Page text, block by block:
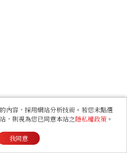
內容，採用網站分析技術。若您未點選
，則視為您已同意本站之隱私權政策 。
我同意